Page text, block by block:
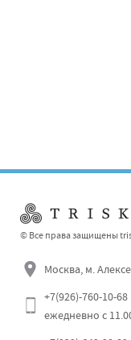
Отправить
© Все права защищены
Москва, м.
+7(926)-760-10-68
ежедневно с